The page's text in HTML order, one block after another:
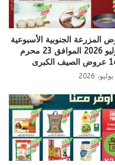
المزرعة الجنوبية الأسبوعية
8 يوليو 2026 الموافق 23 محرم